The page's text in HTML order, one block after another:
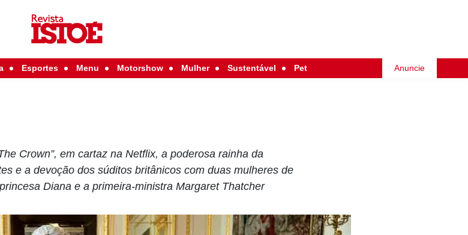
Esportes Menu Motorshow Mulher Sustentável Pet Anuncie
Crown”, em cartaz na Netflix, a poderosa rainha da
e a devoção dos súditos britânicos com duas mulheres de
Diana e a primeira-ministra Margaret Thatcher